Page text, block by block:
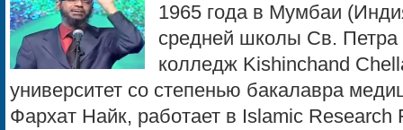
1965 года в Мумбаи
средней школы Св.
колледж Kishinchand
университет со степенью бакалавра
Фархат Найк, работает в Islamic Research